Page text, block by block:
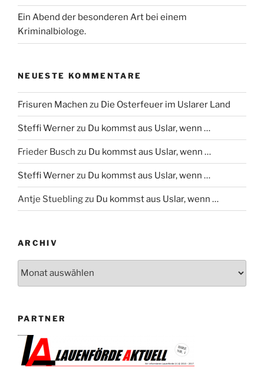
Ein Abend der besonderen Art bei einem
Kriminalbiologe.
NEUESTE KOMMENTARE
Frisuren Machen zu Die Osterfeuer im Uslarer Land
Steffi Wernerzu Du kommst aus Uslar, wenn …
Frieder Busch zu Du kommst aus Uslar, wenn …
Steffi Wernerzu Du kommst aus Uslar, wenn …
Antje Stueblingzu Du kommst aus Uslar, wenn …
ARCHIV
PARTNER